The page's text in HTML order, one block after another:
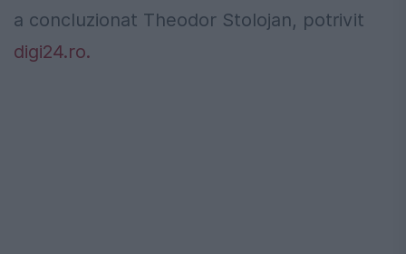
a concluzionat Theodor Stolojan, potrivit
digi24.ro.